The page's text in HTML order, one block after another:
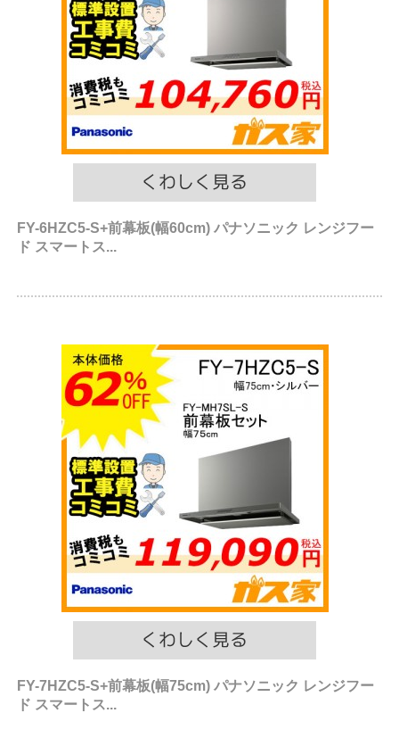
FY-6HZC5-S+前幕板(幅60cm) パナソニック レンジフー
ド スマートス...
FY-7HZC5-S+前幕板(幅75cm) パナソニック レンジフー
ド スマートス...